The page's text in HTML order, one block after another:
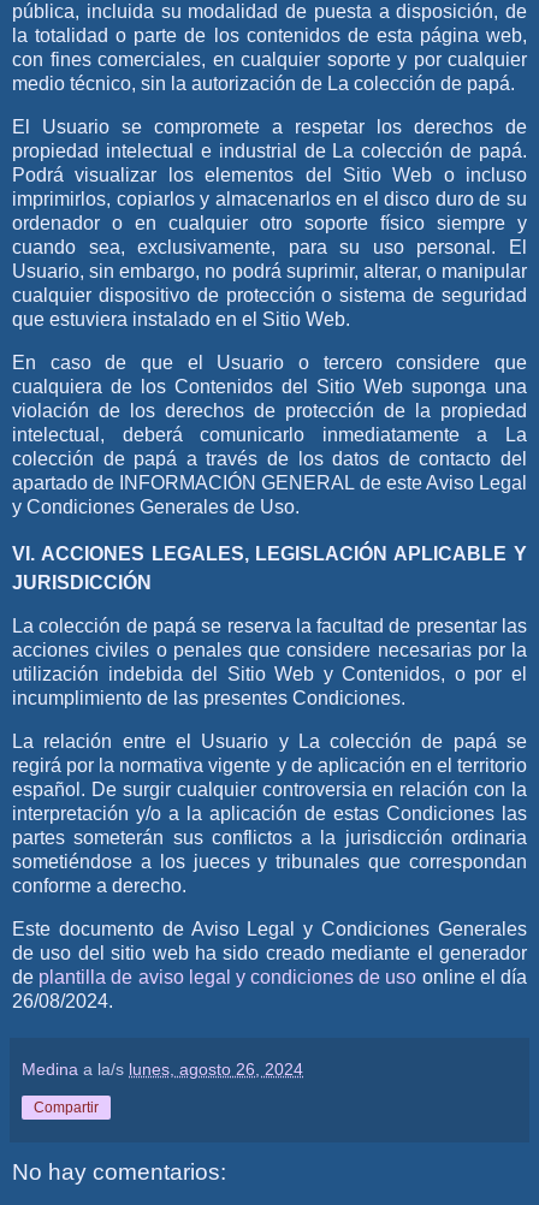
pública, incluida su modalidad de puesta a disposición, de
la totalidad o parte de los contenidos de esta página web,
con fines comerciales, en cualquier soporte y por cualquier
medio técnico, sin la autorización de La colección de papá.
El Usuario se compromete a respetar los derechos de
propiedad intelectual e industrial de La colección de papá.
Podrá visualizar los elementos del Sitio Web o incluso
imprimirlos, copiarlos y almacenarlos en el disco duro de su
ordenador o en cualquier otro soporte físico siempre y
cuando sea, exclusivamente, para su uso personal. El
Usuario, sin embargo, no podrá suprimir, alterar, o manipular
cualquier dispositivo de protección o sistema de seguridad
que estuviera instalado en el Sitio Web.
En caso de que el Usuario o tercero considere que
cualquiera de los Contenidos del Sitio Web suponga una
violación de los derechos de protección de la propiedad
intelectual, deberá comunicarlo inmediatamente a
La
colección de papá a través de los datos de contacto del
apartado de INFORMACIÓN GENERAL de este Aviso Legal
y Condiciones Generales de Uso.
VI. ACCIONES LEGALES, LEGISLACIÓN APLICABLE Y
JURISDICCIÓN
La colección de papáse reserva la facultad de presentar las
acciones civiles o penales que considere necesarias por la
utilización indebida del Sitio Web y Contenidos, o por el
incumplimiento de las presentes Condiciones.
La relación entre el Usuario y La colección de papá se
regirá por la normativa vigente y de aplicación en el territorio
español. De surgir cualquier controversia en relación con la
interpretación y/o a la aplicación de estas Condiciones las
partes someterán sus conflictos a la jurisdicción ordinaria
sometiéndose a los jueces y tribunales que correspondan
conforme a derecho.
Este documento de Aviso Legal y Condiciones Generales
de uso del sitio web ha sido creado mediante el generador
de plantilla de aviso legal y condiciones de uso online el día
26/08/2024.
Medina a la/s lunes, agosto 26, 2024
Compartir
No hay comentarios: